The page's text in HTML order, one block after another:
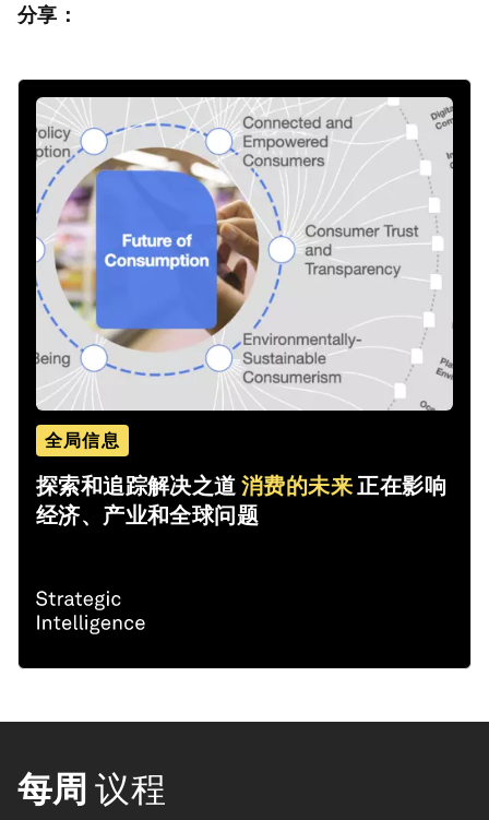
分享：
全局信息
探索和追踪解决之道消费的未来正在影响
经济、产业和全球问题
每周 议程